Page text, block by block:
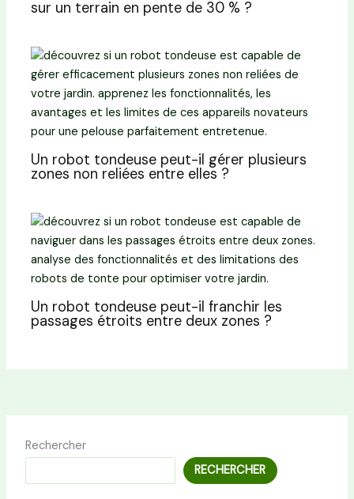
sur un terrain en pente de 30 % ?
Un robot tondeuse peut-il gérer plusieurs
zones non reliées entre elles ?
Un robot tondeuse peut-il franchir les
passages étroits entre deux zones ?
Rechercher
RECHERCHER